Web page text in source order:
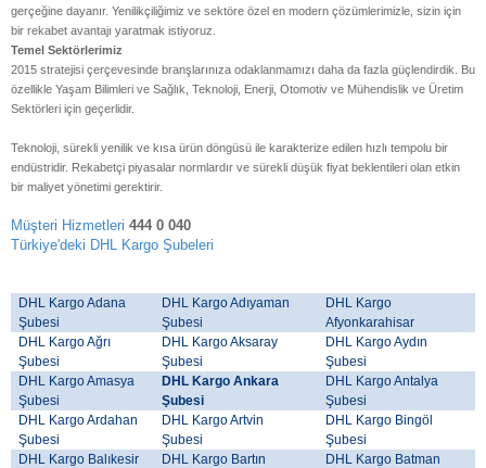
gerçeğine dayanır. Yenilikçiliğimiz ve sektöre özel en modern çözümlerimizle, sizin için
bir rekabet avantajı yaratmak istiyoruz.
Temel Sektörlerimiz
2015 stratejisi çerçevesinde branşlarınıza odaklanmamızı daha da fazla güçlendirdik. Bu
özellikle Yaşam Bilimleri ve Sağlık, Teknoloji, Enerji, Otomotiv ve Mühendislik ve Üretim
Sektörleri için geçerlidir.
Teknoloji, sürekli yenilik ve kısa ürün döngüsü ile karakterize edilen hızlı tempolu bir
endüstridir. Rekabetçi piyasalar normlardır ve sürekli düşük fiyat beklentileri olan etkin
bir maliyet yönetimi gerektirir.
Müşteri Hizmetleri 444 0 040
Türkiye'deki DHL Kargo Şubeleri
DHL Kargo Adana
Şubesi
DHL Kargo Adıyaman
Şubesi
DHL Kargo
Afyonkarahisar
DHL Kargo Ağrı
Şubesi
DHL Kargo Aksaray
Şubesi
DHL Kargo Aydın
Şubesi
DHL Kargo Amasya
Şubesi
DHL Kargo Ankara
Şubesi
DHL Kargo Antalya
Şubesi
DHL Kargo Ardahan
Şubesi
DHL Kargo Artvin
Şubesi
DHL Kargo Bingöl
Şubesi
DHL Kargo Balıkesir
DHL Kargo Bartın
DHL Kargo Batman